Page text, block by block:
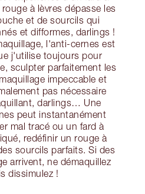
à lèvres dépasse les
et de sourcils qui
et difformes, darlings !
l'anti-cernes est
j'utilise toujours pour
sculpter parfaitement les
impeccable et
pas nécessaire
darlings… Une
peut instantanément
mal tracé ou un fard à
redéfinir un rouge à
sourcils parfaits. Si des
arrivent, ne démaquillez
dissimulez !